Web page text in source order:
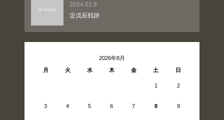
2024.02.8
淀戊辰戦跡
2026年8月
月
火 水 木 金 土 日
1 2
3 4 5 6 7 8 9